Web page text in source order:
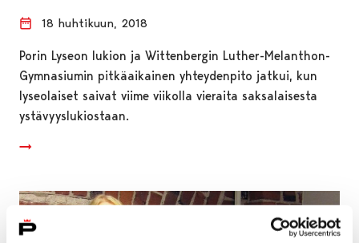
18 huhtikuun, 2018
Porin Lyseon lukion ja Wittenbergin Luther-Melanthon-
Gymnasiumin pitkäaikainen yhteydenpito jatkui, kun
lyseolaiset saivat viime viikolla vieraita saksalaisesta
ystävyyslukiostaan.